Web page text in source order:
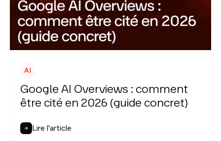
AI
Google AI Overviews : comment
être cité en 2026 (guide concret)
Lire l'article